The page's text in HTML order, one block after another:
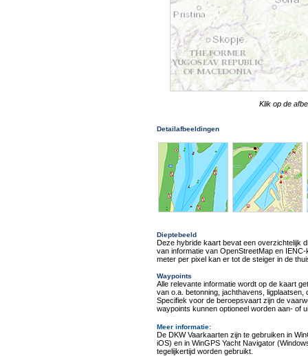
Klik op de
Detailafbeeldingen
Dieptebeeld
Deze hybride kaart bevat een overzichtelijk
van informatie van OpenStreetMap en
meter per pixel kan er tot de steiger in de
Waypoints
Alle relevante informatie wordt op de kaart
van o.a. betonning, jachthavens,
Specifiek voor de beroepsvaart zijn de
waypoints kunnen optioneel worden aan- of
Meer informatie:
De DKW Vaarkaarten zijn te gebruiken in
iOS) en in WinGPS Yacht Navigator
tegelijkertijd worden gebruikt.